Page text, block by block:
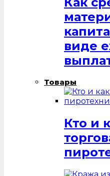
виде
Товары
Кто и